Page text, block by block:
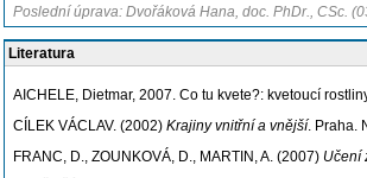
Poslední úprava: Dvořáková Hana, doc. PhDr., CSc.
Literatura
AICHELE, Dietmar, 2007. Co tu kvete?: kvetoucí
CÍLEK VÁCLAV. (2002) Krajiny vnitřní a vnější. Praha.
FRANC, D., ZOUNKOVÁ, D., MARTIN, A. (2007) Učení